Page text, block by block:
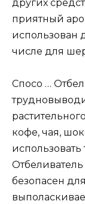
других
приятный
использован
числе для
Спосо …
кофе, чая,
безопасен